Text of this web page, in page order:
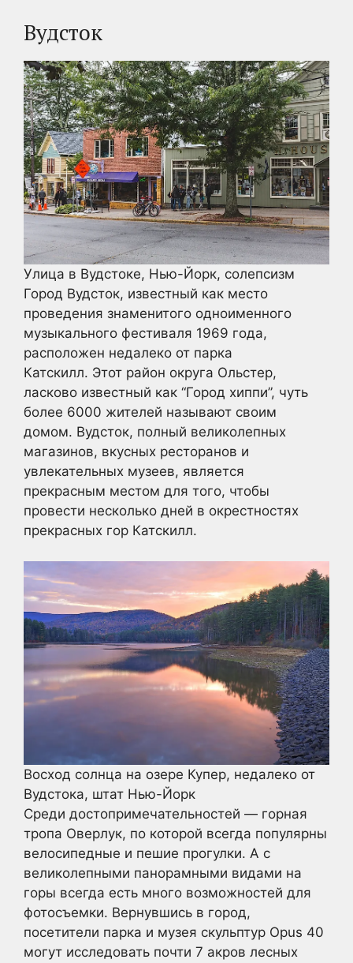
Вудсток
Улица в Вудстоке, Нью-Йорк, солепсизм
Город Вудсток, известный как место
проведения знаменитого одноименного
музыкального фестиваля 1969 года,
расположен недалеко от парка
Катскилл. Этот район округа Ольстер,
ласково известный как “Город хиппи”, чуть
более 6000 жителей называют своим
домом. Вудсток, полный великолепных
магазинов, вкусных ресторанов и
увлекательных музеев, является
прекрасным местом для того, чтобы
провести несколько дней в окрестностях
прекрасных гор Катскилл.
Восход солнца на озере Купер, недалеко от
Вудстока, штат Нью-Йорк
Среди достопримечательностей — горная
тропа Оверлук, по которой всегда популярны
велосипедные и пешие прогулки. А с
великолепными панорамными видами на
горы всегда есть много возможностей для
фотосъемки. Вернувшись в город,
посетители парка и музея скульптур Opus 40
могут исследовать почти 7 акров лесных